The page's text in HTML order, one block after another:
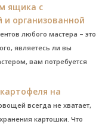
ящика с
организованной
любого мастера – это
являетесь ли вы
вам потребуется
на
всегда не хватает,
картошки. Что